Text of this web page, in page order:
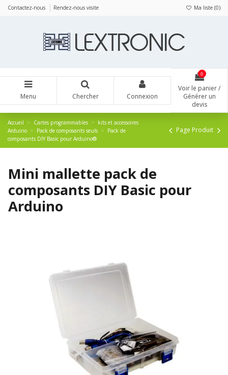
Contactez-nous Rendez-nous visite Ma liste (0)
Menu Chercher Connexion
0
Voir le panier /
Générer un
devis
Accueil Cartes programmables
kits et accessoires
Arduino
Pack de composants seuls
Pack de
composants DIY Basic pour Arduino®
Page Produit
Mini mallette pack de
composants DIY Basic pour
Arduino
Panneau de gestion des cookies